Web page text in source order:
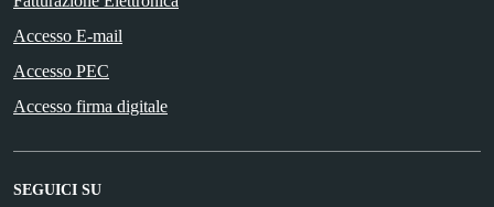
Accesso E-mail
Accesso PEC
Accesso firma digitale
SEGUICI SU